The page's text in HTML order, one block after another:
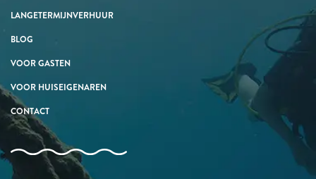
LANGETERMIJNVERHUUR
BLOG
VOOR GASTEN
VOOR HUISEIGENAREN
CONTACT